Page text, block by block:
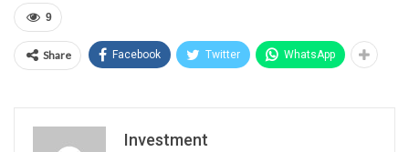
9
Share Facebook Twitter WhatsApp
Investment